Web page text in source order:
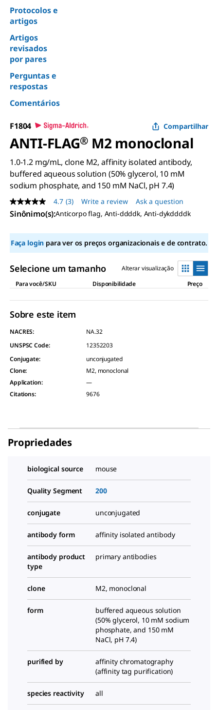
Protocolos e
artigos
Artigos
revisados
por pares
Perguntas e
respostas
Comentários
F1804 Compartilhar
ANTI-FLAG® M2 monoclonal
1.0-1.2 mg/mL, clone M2, affinity isolated antibody,
buffered aqueous solution (50% glycerol, 10 mM
sodium phosphate, and 150 mM NaCl, pH 7.4)
4.7
out
of
stars,
average
rating
Read
3
Reviews.
Same
page
4.7 (3) Write a review Ask a question
Sinônimo(s):Anticorpo flag, Anti-ddddk, Anti-dykddddk
Faça login para ver os preços organizacionais e de contrato.
Selecione um tamanho
Alterar visualização
Para você/SKU
Disponibilidade Preço
Sobre este item
NACRES:
NA.32
UNSPSC Code:
12352203
Conjugate:
unconjugated
Clone:
M2, monoclonal
Application:
—
Citations: 9676
Propriedades
biological source mouse
Quality Segment 200
conjugate unconjugated
antibody form affinity isolated antibody
antibody product
type
primary antibodies
clone M2, monoclonal
form
buffered aqueous solution
(50% glycerol, 10 mM sodium
phosphate, and 150 mM
NaCl, pH 7.4)
purified by
affinity chromatography
(affinity tag purification)
species reactivity all